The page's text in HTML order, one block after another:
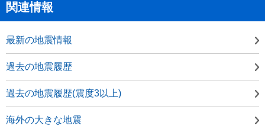
関連情報
最新の地震情報
過去の地震履歴
過去の地震履歴(震度3以上)
海外の大きな地震